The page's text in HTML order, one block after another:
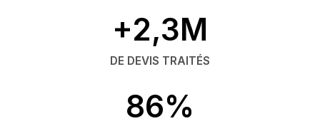
+2,3M
DE DEVIS TRAITÉS
86%